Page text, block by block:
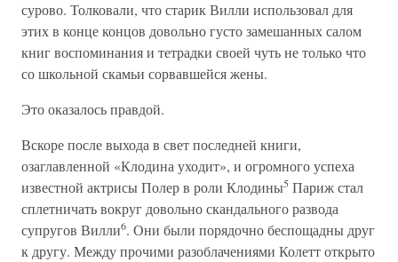
сурово. Толковали, что старик Вилли использовал для
этих в конце концов довольно густо замешанных салом
книг воспоминания и тетрадки своей чуть не только что
со школьной скамьи сорвавшейся жены.
Это оказалось правдой.
Вскоре после выхода в свет последней книги,
озаглавленной «Клодина уходит», и огромного успеха
известной актрисы Полер в роли Клодины5 Париж стал
сплетничать вокруг довольно скандального развода
супругов Вилли6. Они были порядочно беспощадны друг
к другу. Между прочими разоблачениями Колетт открыто